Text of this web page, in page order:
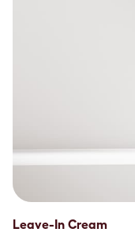
Leave-In Cream